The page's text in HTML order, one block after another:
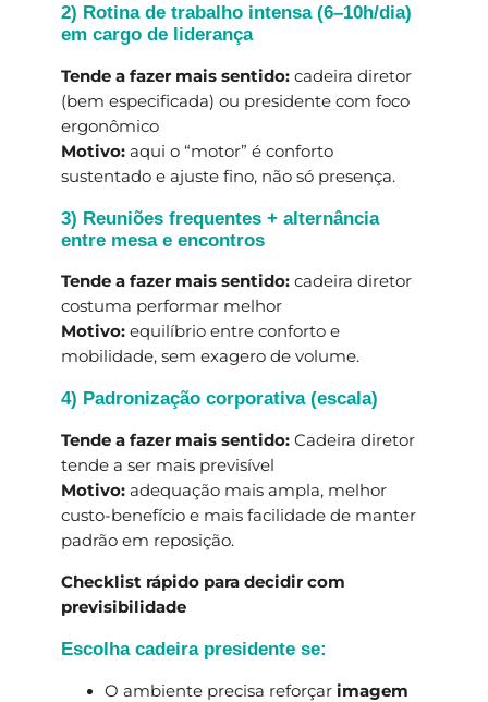
2) Rotina de trabalho intensa (6–10h/dia)
em cargo de liderança
Tende a fazer mais sentido: cadeira diretor
(bem especificada) ou presidente com foco
ergonômico
Motivo: aqui o “motor” é conforto
sustentado e ajuste fino, não só presença.
3) Reuniões frequentes + alternância
entre mesa e encontros
Tende a fazer mais sentido: cadeira diretor
costuma performar melhor
Motivo: equilíbrio entre conforto e
mobilidade, sem exagero de volume.
4) Padronização corporativa (escala)
Tende a fazer mais sentido: Cadeira diretor
tende a ser mais previsível
Motivo: adequação mais ampla, melhor
custo-benefício e mais facilidade de manter
padrão em reposição.
Checklist rápido para decidir com
previsibilidade
Escolha cadeira presidente se:
O ambiente precisa reforçar imagem